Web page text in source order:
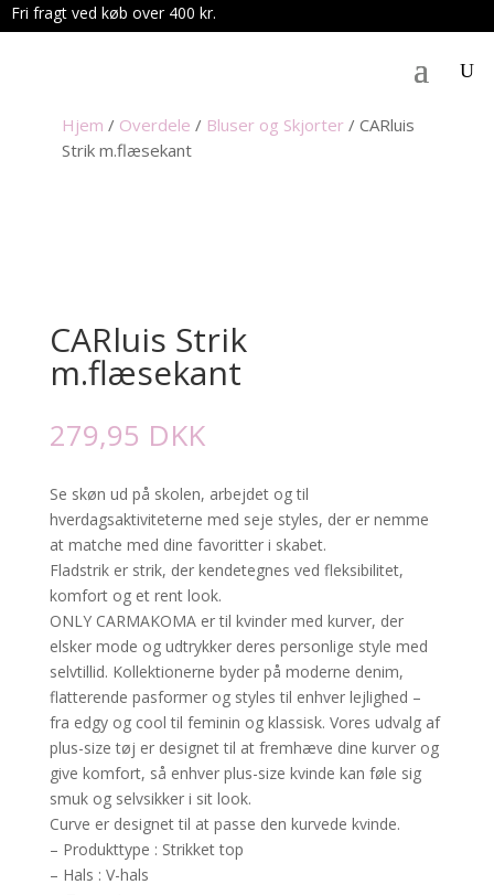
Fri fragt ved køb over 400 kr.
Hjem / Overdele / Bluser og Skjorter / CARluis
Strik m.flæsekant
CARluis Strik
m.flæsekant
279,95 DKK
Se skøn ud på skolen, arbejdet og til
hverdagsaktiviteterne med seje styles, der er nemme
at matche med dine favoritter i skabet.
Fladstrik er strik, der kendetegnes ved fleksibilitet,
komfort og et rent look.
ONLY CARMAKOMA er til kvinder med kurver, der
elsker mode og udtrykker deres personlige style med
selvtillid. Kollektionerne byder på moderne denim,
flatterende pasformer og styles til enhver lejlighed –
fra edgy og cool til feminin og klassisk. Vores udvalg af
plus-size tøj er designet til at fremhæve dine kurver og
give komfort, så enhver plus-size kvinde kan føle sig
smuk og selvsikker i sit look.
Curve er designet til at passe den kurvede kvinde.
– Produkttype : Strikket top
– Hals : V-hals